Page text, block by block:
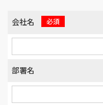
会社名 必須
部署名